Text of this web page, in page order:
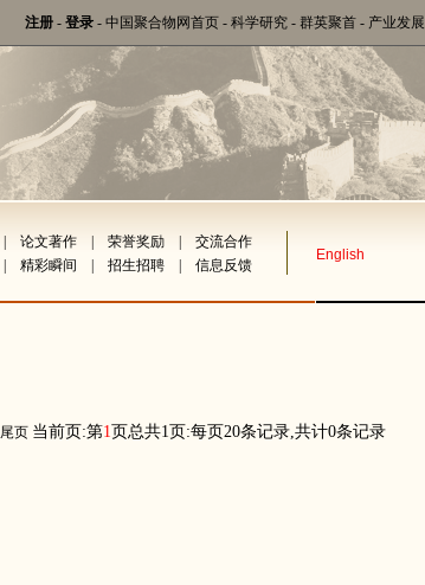
注册 - 登录 - 中国聚合物网首页 - 科学研究 - 群英聚首 - 产业发展
论文著作 荣誉奖励 交流合作
English
精彩瞬间 招生招聘 信息反馈
尾页 当前页:第1页总共1页:每页20条记录,共计0条记录